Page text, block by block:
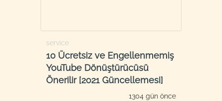
service
10 Ücretsiz ve Engellenmemiş
YouTube Dönüştürücüsü
Önerilir [2021 Güncellemesi]
1304 gün önce